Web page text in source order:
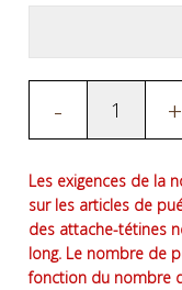
- +
Les exigences de la
sur les articles de
des attache-tétines
long. Le nombre de
fonction du nombre